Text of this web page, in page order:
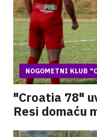
NOGOMETNI KLUB
"Croatia 78"
Resi domaću